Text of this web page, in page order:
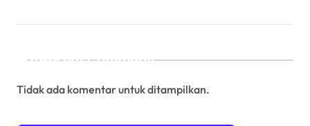
Recent Comments
Tidak ada komentar untuk ditampilkan.